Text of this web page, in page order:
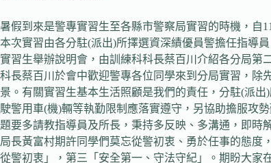
暑假到來是警專實習生至各縣市警察局實習的時機，自
本次實習由各分駐(派出)所擇選資深績優員警擔任指導
實習生舉辦說明會，由訓練科科長蔡百川介紹各分局第
科長蔡百川於會中歡迎警專各位同學來到分局實習，除
景。有關實習生基本生活照顧是我們的責任，分駐(派
駛警用車(機)輛等執勤限制應落實遵守，另協助擔服攻
題要多請教指導員及所長，秉持多反映、多溝通，即時
局長黃富村期許同學們莫忘從警初衷、勇於任事的態度
從警初衷」，第三「安全第一、守法守紀」。期盼大家